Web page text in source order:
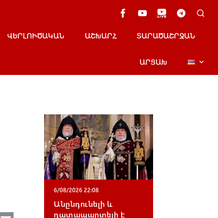
ՎԵՐԼՈՒԾԱԿԱՆ ԱՇԽԱՐՀ ՏԱՐԱԾԱՇՐՋԱՆ
ԱՐՑԱԽ
6/08/2026 22:08
Անընդունելի և
դատապարտելի է